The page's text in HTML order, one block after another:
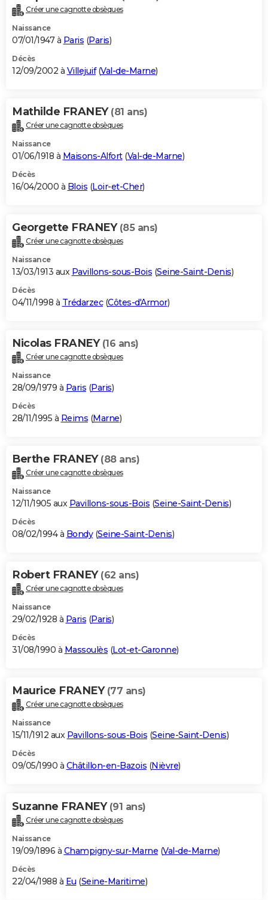
Créer une cagnotte obsèques
Naissance
07/01/1947 à Paris (Paris)
Décès
12/09/2002 à Villejuif(Val-de-Marne)
Mathilde FRANEY (81 ans)
Créer une cagnotte obsèques
Naissance
01/06/1918 à Maisons-Alfort(Val-de-Marne)
Décès
16/04/2000 à Blois (Loir-et-Cher)
Georgette FRANEY (85 ans)
Créer une cagnotte obsèques
Naissance
13/03/1913 aux Pavillons-sous-Bois (Seine-Saint-Denis)
Décès
04/11/1998 à Trédarzec(Côtes-d'Armor)
Nicolas FRANEY (16 ans)
Créer une cagnotte obsèques
Naissance
28/09/1979 à Paris (Paris)
Décès
28/11/1995 à Reims (Marne)
Berthe FRANEY (88 ans)
Créer une cagnotte obsèques
Naissance
12/11/1905 aux Pavillons-sous-Bois (Seine-Saint-Denis)
Décès
08/02/1994 à Bondy(Seine-Saint-Denis)
Robert FRANEY (62 ans)
Créer une cagnotte obsèques
Naissance
29/02/1928 à Paris (Paris)
Décès
31/08/1990 à Massoulès (Lot-et-Garonne)
Maurice FRANEY (77 ans)
Créer une cagnotte obsèques
Naissance
15/11/1912 aux Pavillons-sous-Bois (Seine-Saint-Denis)
Décès
09/05/1990 à Châtillon-en-Bazois (Nièvre)
Suzanne FRANEY (91 ans)
Créer une cagnotte obsèques
Naissance
19/09/1896 à Champigny-sur-Marne (Val-de-Marne)
Décès
22/04/1988 à Eu (Seine-Maritime)